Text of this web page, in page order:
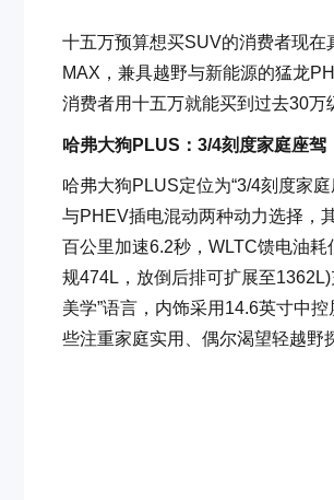
十五万预算想买SUV的消费者现
MAX，兼具越野与新能源的猛龙
消费者用十五万就能买到过去30
哈弗大狗PLUS ： 3/4刻度家庭座驾
哈弗大狗PLUS定位为“3/4刻度家
与PHEV插电混动两种动力选择，
百公里加速6.2秒，WLTC馈电油
规474L，放倒后排可扩展至
美学”语言，内饰采用14.6英寸中
些注重家庭实用、偶尔渴望轻越野